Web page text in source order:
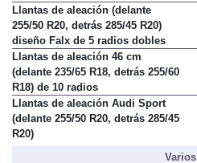
5 radios dobles
Llantas de aleación (delante
255/50 R20, detrás 285/45 R20)
diseño Falx de 5 radios dobles
Llantas de aleación 46 cm
(delante 235/65 R18, detrás 255/60
R18) de 10 radios
Llantas de aleación Audi Sport
(delante 255/50 R20, detrás 285/45